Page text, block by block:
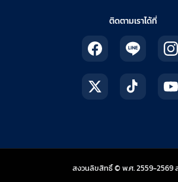
ติดตามเราได้ที่
สงวนลิขสิทธิ์ © พ.ศ. 2559-2569